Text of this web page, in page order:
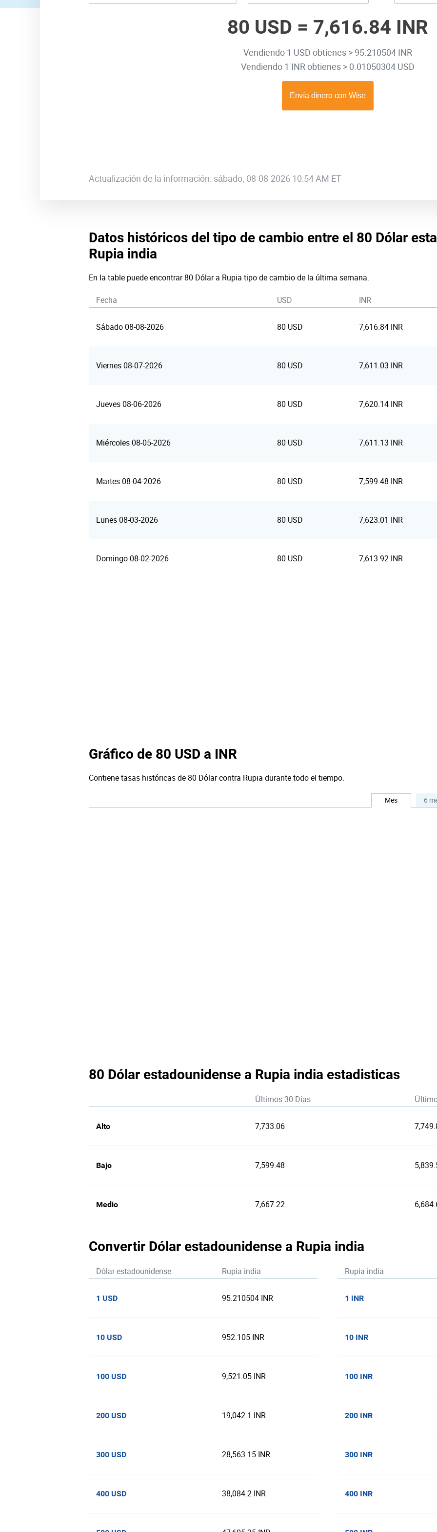
80 USD = 7,616.84 INR
Vendiendo 1 USD obtienes > 95.210504 INR
Vendiendo 1 INR obtienes > 0.01050304 USD
Actualización de la información: sábado, 08-08-2026 10:54 AM ET
Datos históricos del tipo de cambio entre el 80 Dólar
Rupia india
En la table puede encontrar 80 Dólar a Rupia tipo de cambio de la última semana.
Fecha USD INR
Sábado 08-08-2026 80 USD 7,616.84 INR
Viernes 08-07-2026 80 USD 7,611.03 INR
Jueves 08-06-2026 80 USD 7,620.14 INR
Miércoles 08-05-2026 80 USD 7,611.13 INR
Martes 08-04-2026 80 USD 7,599.48 INR
Lunes 08-03-2026 80 USD 7,623.01 INR
Domingo 08-02-2026 80 USD 7,613.92 INR
Gráfico de 80 USD a INR
Contiene tasas históricas de 80 Dólar contra Rupia durante todo el tiempo.
Mes 6
80 Dólar estadounidense a Rupia india estadisticas
Últimos 30 Días
Alto 7,733.06
Bajo 7,599.48
Medio 7,667.22
Convertir Dólar estadounidense a Rupia india
Dólar estadounidense Rupia india
1 USD 95.210504 INR
10 USD 952.105 INR
100 USD 9,521.05 INR
200 USD 19,042.1 INR
300 USD 28,563.15 INR
400 USD 38,084.2 INR
Rupia india
1 INR
10 INR
100 INR
200 INR
300 INR
400 INR